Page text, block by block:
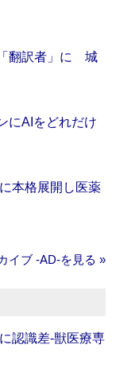
「翻訳者」に 城
にAIをどれだけ
本格展開し医薬
イブ ‐AD‐を見る »
認識差‐獣医療専